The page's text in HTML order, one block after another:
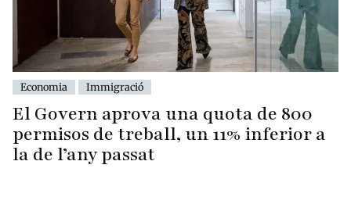
Economia Immigració
El Govern aprova una quota de 800
permisos de treball, un 11% inferior a
la de l’any passat